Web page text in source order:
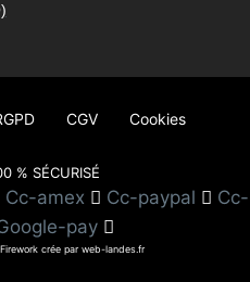
CGV Cookies
% SÉCURISÉ
Cc-amex Cc-paypal
Cc-
pay
crée par web-landes.fr